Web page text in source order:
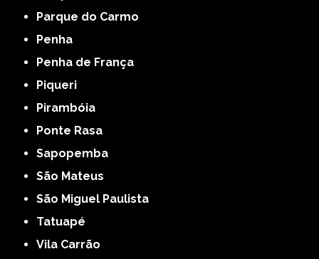
Parque do Carmo
Penha
Penha de França
Piqueri
Pirambóia
Ponte Rasa
Sapopemba
São Mateus
São Miguel Paulista
Tatuapé
Vila Carrão